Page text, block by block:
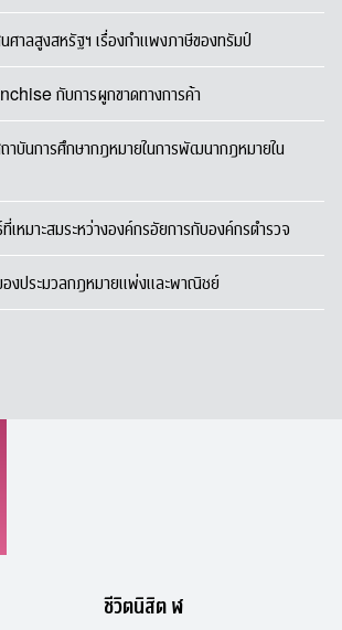
าลสูงสหรัฐฯ เรื่องกำแพงภาษีของทรัมป์
กับการผูกขาดทางการค้า
บันการศึกษากฎหมายในการพัฒนากฎหมายใน
หมาะสมระหว่างองค์กรอัยการกับองค์กรตำรวจ
งประมวลกฎหมายแพ่งและพาณิชย์
ชีวิตนิสิต ฬ